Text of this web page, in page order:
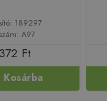
189297
A97
Ft
Kosárba